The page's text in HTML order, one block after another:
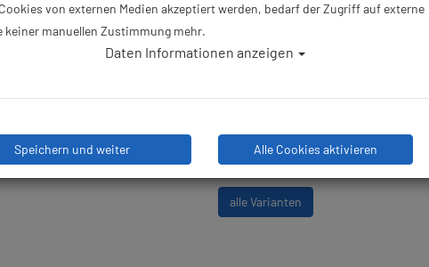
alle Varianten
von externen Medien akzeptiert werden, bedarf der Zugriff auf externe
keiner manuellen Zustimmung mehr.
Daten Informationen anzeigen
Speichern und weiter Alle Cookies aktivieren